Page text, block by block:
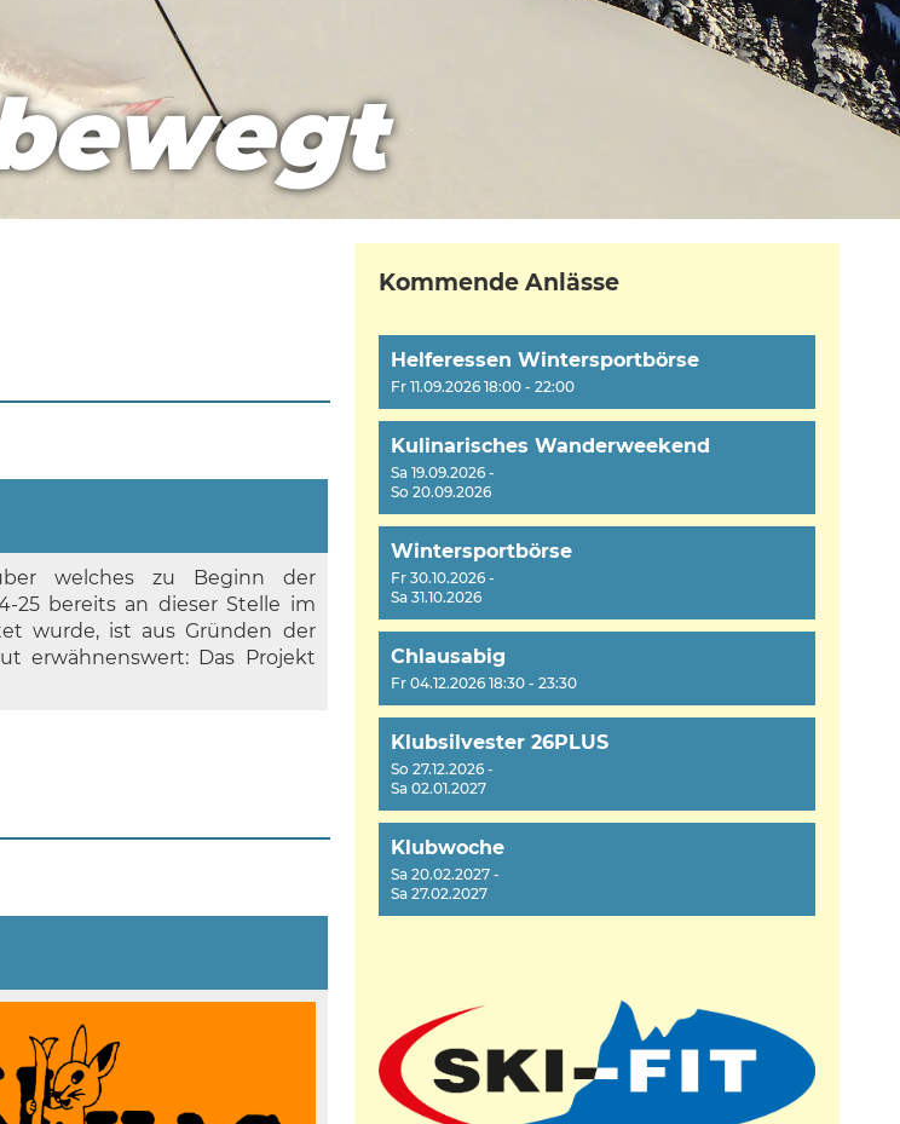
welches zu Beginn der
25 bereits an dieser Stelle im
wurde, ist aus Gründen der
erwähnenswert: Das Projekt
Kommende Anlässe
Helferessen Wintersportbörse
Fr 11.09.2026 18:00 - 22:00
Kulinarisches Wanderweekend
Sa 19.09.2026 -
So 20.09.2026
Wintersportbörse
Fr 30.10.2026 -
Sa 31.10.2026
Chlausabig
Fr 04.12.2026 18:30 - 23:30
Klubsilvester 26PLUS
So 27.12.2026 -
Sa 02.01.2027
Klubwoche
Sa 20.02.2027 -
Sa 27.02.2027